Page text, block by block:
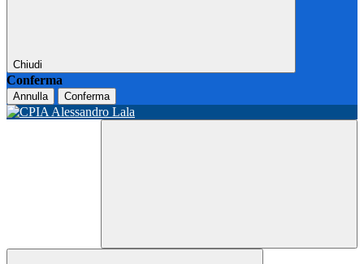
Chiudi
Conferma
Annulla Conferma